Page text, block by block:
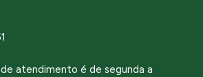
atendimento é de segunda a